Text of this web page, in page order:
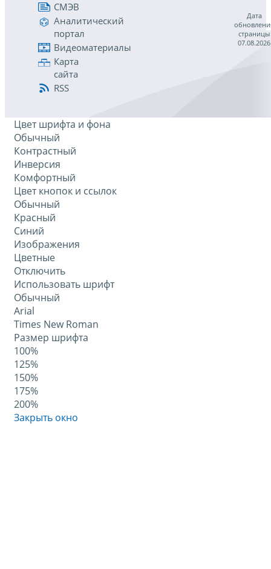
СМЭВ
Аналитический
портал
Видеоматериалы
Карта
сайта
RSS
Дата
страницы
07.08.2026
Цвет шрифта и фона
Обычный
Контрастный
Инверсия
Комфортный
Цвет кнопок и ссылок
Обычный
Красный
Синий
Изображения
Цветные
Отключить
Использовать шрифт
Обычный
Arial
Times New Roman
Размер шрифта
100%
125%
150%
175%
200%
Закрыть окно